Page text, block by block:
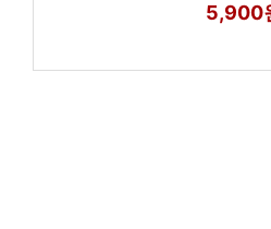
5,900